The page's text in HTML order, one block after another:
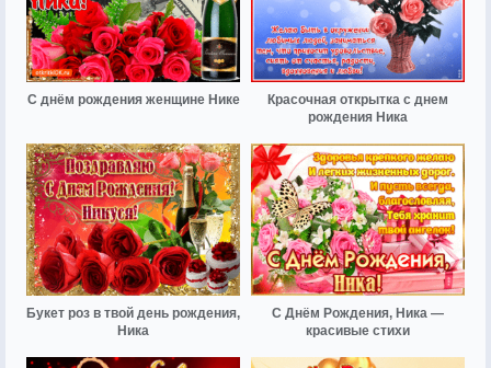
С днём рождения женщине Нике
Красочная открытка с днем
рождения Ника
Букет роз в твой день рождения,
Ника
С Днём Рождения, Ника —
красивые стихи